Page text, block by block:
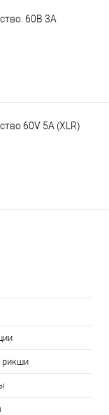
60В 3А
60V 5A (XLR)
рикши